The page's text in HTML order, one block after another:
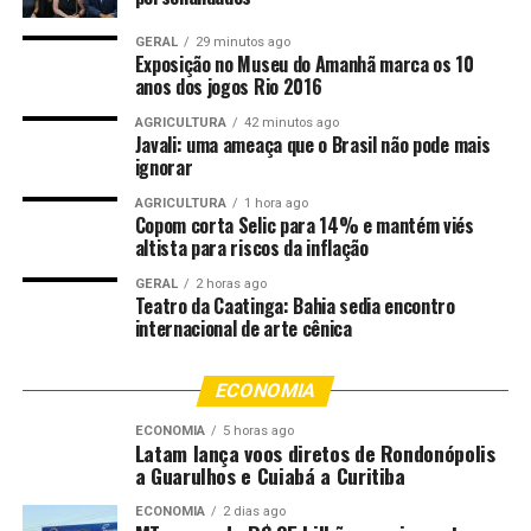
unidade prisional de Mirassol D’Oeste, onde permanece
à disposição da Justiça.
Policia Civil MT – MT
Comentários
RELATED TOPICS: CIVIL CONDENADO DESTAQUE
DOS
HOMEM JOSÉ MARCOS
POLICIA
POLICIA-MT
POR PRENDE
Rotam prende três homens por tráfico de drogas,
apreende entorpecentes e R$ 7,2 mil em dinheiro
Polícia Militar apreende 58 kg de drogas e prende
foragido em Primavera do Leste
GERAL 29 minutos ago
Exposição no Museu do Amanhã marca os 10
anos dos jogos Rio 2016
AGRICULTURA 42 minutos ago
Javali: uma ameaça que o Brasil não pode mais
ignorar
AGRICULTURA 1 hora ago
Copom corta Selic para 14% e mantém viés
altista para riscos da inflação
GERAL 2 horas ago
Teatro da Caatinga: Bahia sedia encontro
internacional de arte cênica
ECONOMIA
ECONOMIA 5 horas ago
Latam lança voos diretos de Rondonópolis
a Guarulhos e Cuiabá a Curitiba
ECONOMIA 2 dias ago